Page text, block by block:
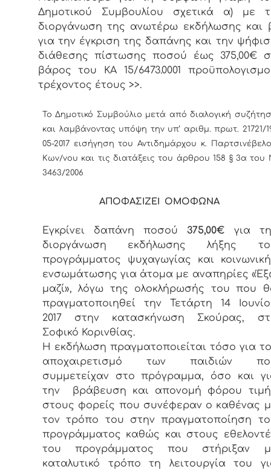
Δημοτικού Συμβουλίου σχετικά α) με
διοργάνωση της ανωτέρω εκδήλωσης και
για την έγκριση της δαπάνης και την
διάθεσης πίστωσης ποσού έως 375,00€
βάρος του ΚΑ 15/6473.0001
τρέχοντος έτους >>.
Το Δημοτικό Συμβούλιο μετά από διαλογική
και λαμβάνοντας υπόψη την υπ’ αριθμ. πρωτ. 21721/
05-2017 εισήγηση του Αντιδημάρχου κ.
Κων/νου και τις διατάξεις του άρθρου 158 § 3α του
3463/2006
ΑΠΟΦΑΣΙΖΕΙ ΟΜΟΦΩΝΑ
Εγκρίνει δαπάνη ποσού 375,00€ για
διοργάνωση εκδήλωσης λήξης
προγράμματος ψυχαγωγίας και
ενσωμάτωσης για άτομα με αναπηρίες
μαζί», λόγω της ολοκλήρωσής του που
πραγματοποιηθεί την Τετάρτη 14
2017 στην κατασκήνωση Σκούρας,
Σοφικό Κορινθίας.
Η εκδήλωση πραγματοποιείται τόσο για
αποχαιρετισμό των παιδιών
συμμετείχαν στο πρόγραμμα, όσο και
την βράβευση και απονομή φόρου
στους φορείς που συνέφεραν ο καθένας
τον τρόπο του στην πραγματοποίηση
προγράμματος καθώς και στους
του προγράμματος που στήριξαν
καταλυτικό τρόπο τη λειτουργία του